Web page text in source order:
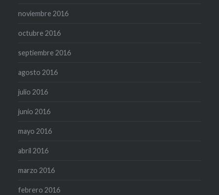
noviembre 2016
octubre 2016
septiembre 2016
agosto 2016
julio 2016
junio 2016
mayo 2016
abril 2016
marzo 2016
febrero 2016